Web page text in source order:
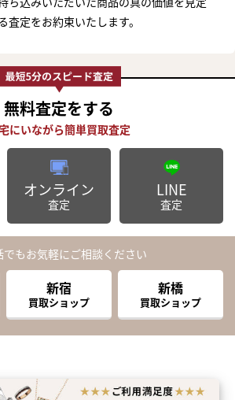
査定をお約束いたします。
無料査定をする
オンライン
査定
LINE
査定
でもお気軽にご相談ください
新宿
買取ショップ
新橋
買取ショップ